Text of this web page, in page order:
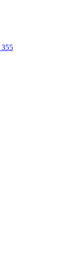
355